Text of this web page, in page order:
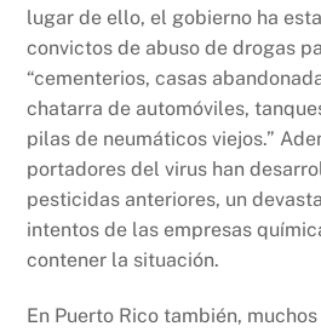
lugar de ello, el gobierno ha
convictos de abuso de drogas
“cementerios, casas
chatarra de automóviles,
pilas de neumáticos viejos.”
portadores del virus han
pesticidas anteriores, un
intentos de las empresas
contener la situación.
En Puerto Rico también,